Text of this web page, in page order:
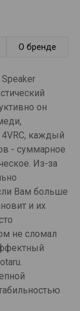
О бренде
он
каждый
- суммарное
Из-за
Вам больше
и их
не сломал